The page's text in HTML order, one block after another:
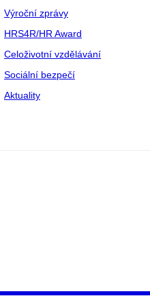
Výroční zprávy
HRS4R/HR Award
Celoživotní vzdělávání
Sociální bezpečí
Aktuality